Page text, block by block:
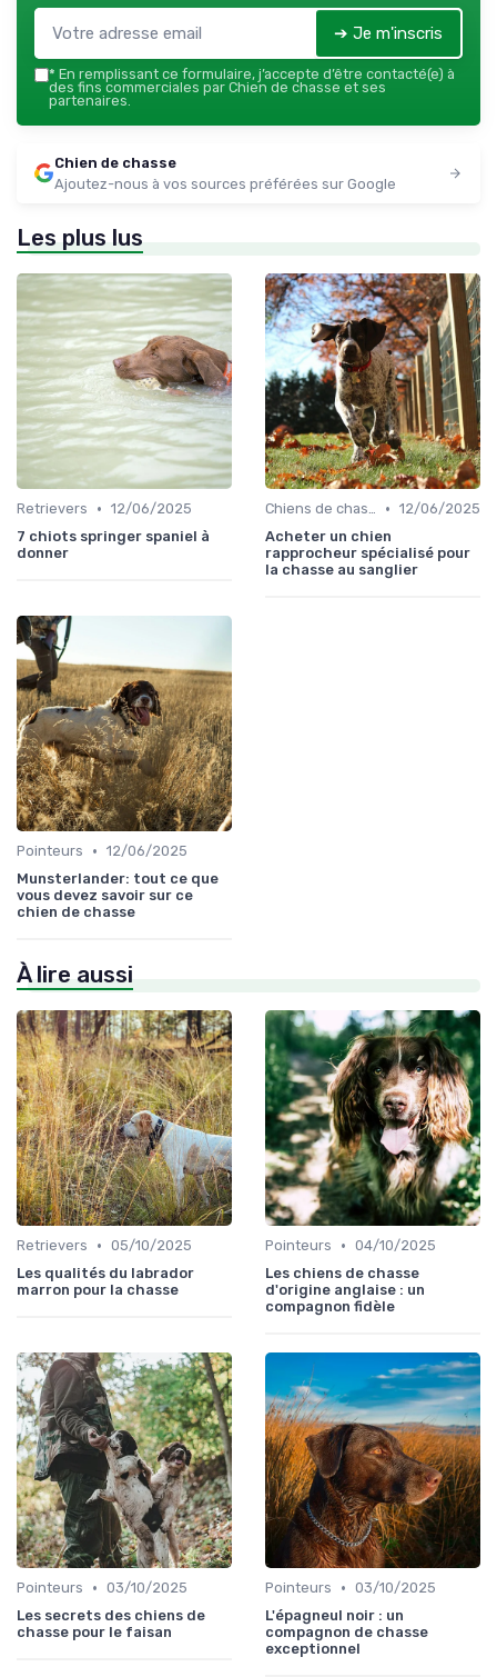
➔ Je m'inscris
* En remplissant ce formulaire, j’accepte d’être contacté(e) à
des fins commerciales par Chien de chasse et ses
partenaires.
Chien de chasse
Ajoutez-nous à vos sources préférées sur Google
Les plus lus
Retrievers • 12/06/2025
7 chiots springer spaniel à
donner
Chiens de chasse au sanglier • 12/06/2025
Acheter un chien
rapprocheur spécialisé pour
la chasse au sanglier
Pointeurs • 12/06/2025
Munsterlander: tout ce que
vous devez savoir sur ce
chien de chasse
À lire aussi
Retrievers • 05/10/2025
Les qualités du labrador
marron pour la chasse
Pointeurs • 04/10/2025
Les chiens de chasse
d'origine anglaise : un
compagnon fidèle
Pointeurs • 03/10/2025
Les secrets des chiens de
chasse pour le faisan
Pointeurs • 03/10/2025
L'épagneul noir : un
compagnon de chasse
exceptionnel